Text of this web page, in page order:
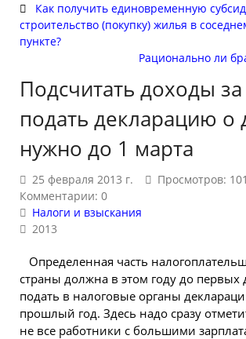
Как получить единовременную
строительство (покупку) жилья в
пункте?
Рационально ли
Подсчитать доходы
подать декларацию о
нужно до 1 марта
25 февраля 2013 г.
Просмотров:
Комментарии: 0
Налоги и взыскания
2013
Определенная часть
страны должна в этом году до первых
подать в налоговые органы
прошлый год. Здесь надо сразу
не все работники с большими